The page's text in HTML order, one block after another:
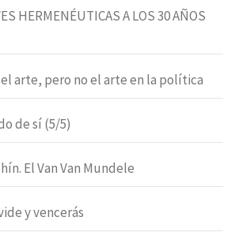
HERMENÉUTICAS A LOS 30 AÑOS
arte, pero no el arte en la política
de sí (5/5)
El Van Van Mundele
y vencerás